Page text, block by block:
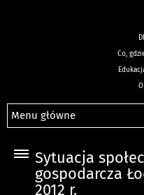
Co,
Menu główne
Sytuacja
gospodarcza
2012 r.